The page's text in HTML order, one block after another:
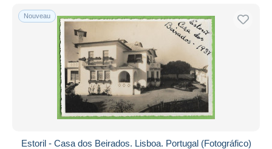
Nouveau
Estoril - Casa dos Beirados. Lisboa. Portugal (Fotográfico)